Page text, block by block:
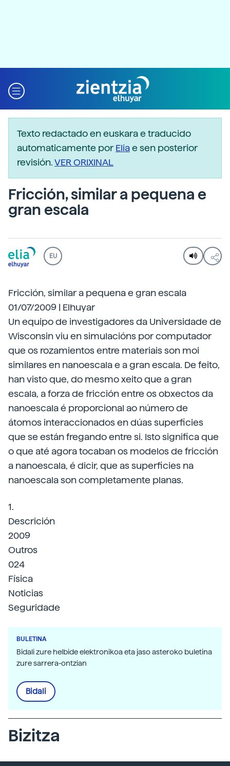
Texto redactado en euskara e traducido
automaticamente porEliae sen posterior
revisión.VER ORIXINAL
Fricción, similar a pequena e
gran escala
EU
Fricción, similar a pequena e gran escala
01/07/2009 | Elhuyar
Un equipo de investigadores da Universidade de
Wisconsin viu en simulacións por computador
que os rozamientos entre materiais son moi
similares en nanoescala e a gran escala. De feito,
han visto que, do mesmo xeito que a gran
escala, a forza de fricción entre os obxectos da
nanoescala é proporcional ao número de
átomos interaccionados en dúas superficies
que se están fregando entre si. Isto significa que
o que até agora tocaban os modelos de fricción
a nanoescala, é dicir, que as superficies na
nanoescala son completamente planas.
1.
Descrición
2009
Outros
024
Física
Noticias
Seguridade
BULETINA
Bidali zure helbide elektronikoa eta jaso asteroko buletina
zure sarrera-ontzian
Bidali
Bizitza